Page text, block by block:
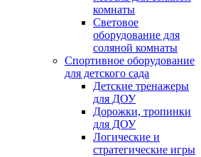
комнаты
Световое
оборудование для
соляной комнаты
Спортивное оборудование
для детского сада
Детские тренажеры
для ДОУ
Дорожки, тропинки
для ДОУ
Логические и
стратегические игры